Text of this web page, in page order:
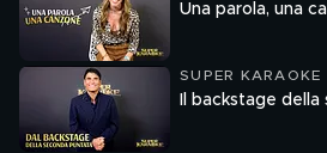
Una parola, una
SUPER KARAOKE
Il backstage